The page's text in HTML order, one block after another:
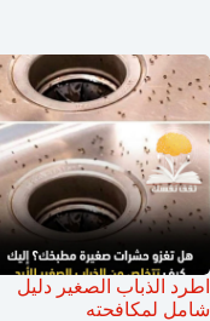
اطرد الذباب الصغير دليل
شامل لمكافحته